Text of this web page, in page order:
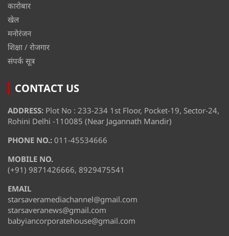
कारोबार
खेल
मनोरंजन
शिक्षा / रोजगार
संपर्क सूत्र
CONTACT US
ADDRESS: Plot No : 233-234 1st Floor, Pocket-19, Sector-24,
Rohini Delhi -110085 (Near Jagannath Mandir)
PHONE NO.: 011-45534666
MOBILE NO.
(+91) 9871426666, 8929475541
EMAIL
starsaveramediachannel@gmail.com
starsaveranews@gmail.com
babyiancorporatehouse@gmail.com